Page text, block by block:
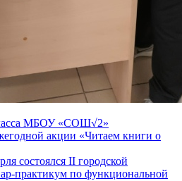
МБОУ «СОШ√2»
акции «Читаем книги о
состоялся II городской
практикум по функциональной